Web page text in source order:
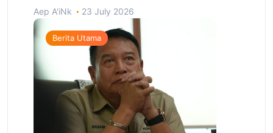
Aep A'iNk 23 July 2026
Berita Utama